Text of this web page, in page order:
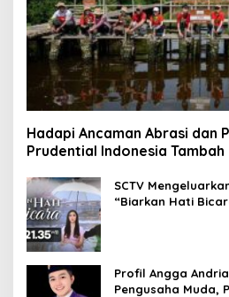
Hadapi Ancaman Abrasi dan
Prudential Indonesia
SCTV
“Biarkan Hati
Profil Angga
Pengusaha Muda,